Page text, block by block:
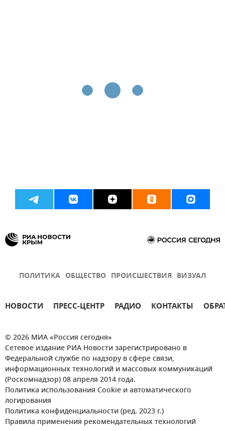
ПОЛИТИКА ОБЩЕСТВО ПРОИСШЕСТВИЯ ВИЗУАЛ
НОВОСТИ ПРЕСС-ЦЕНТР РАДИО КОНТАКТЫ
© 2026 МИА «Россия сегодня»
Сетевое издание РИА Новости зарегистрировано в
Федеральной службе по надзору в сфере связи,
информационных технологий и массовых коммуникаций
(Роскомнадзор) 08 апреля 2014 года.
Политика использования Cookie и автоматического
логирования
Политика конфиденциальности (ред. 2023 г.)
Правила применения рекомендательных технологий